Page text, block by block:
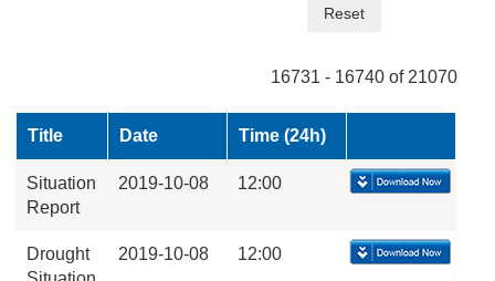
Reset
16731 - 16740 of 21070
Title Date Time (24h)
Situation
Report
2019-10-08 12:00
Drought
2019-10-08 12:00